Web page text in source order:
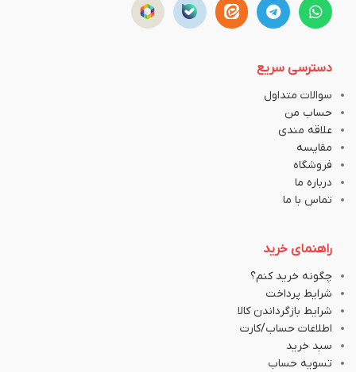
دسترسی سریع
سوالات متداول
حساب من
علاقه مندی
مقایسه
فروشگاه
درباره ما
تماس با ما
راهنمای خرید
چگونه خرید کنم؟
شرایط پرداخت
شرایط بازگرداندن کالا
اطلاعات حساب/کارت
سبد خرید
تسویه حساب